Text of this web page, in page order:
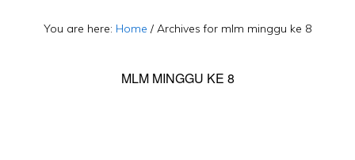
You are here: Home / Archives for mlm minggu ke 8
MLM MINGGU KE 8